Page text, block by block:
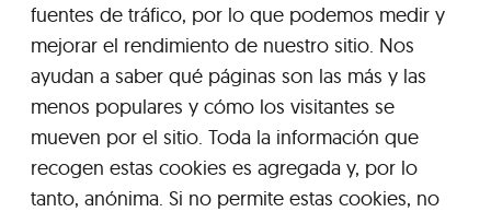
fuentes de tráfico, por lo que podemos medir y
mejorar el rendimiento de nuestro sitio. Nos
ayudan a saber qué páginas son las más y las
menos populares y cómo los visitantes se
mueven por el sitio. Toda la información que
recogen estas cookies es agregada y, por lo
tanto, anónima. Si no permite estas cookies, no